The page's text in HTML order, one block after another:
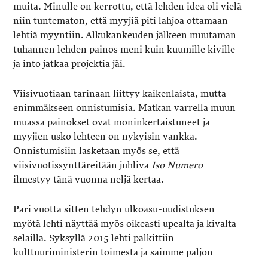
muita. Minulle on kerrottu, että lehden idea oli vielä
niin tuntematon, että myyjiä piti lahjoa ottamaan
lehtiä myyntiin. Alkukankeuden jälkeen muutaman
tuhannen lehden painos meni kuin kuumille kiville
ja into jatkaa projektia jäi.
Viisivuotiaan tarinaan liittyy kaikenlaista, mutta
enimmäkseen onnistumisia. Matkan varrella muun
muassa painokset ovat moninkertaistuneet ja
myyjien usko lehteen on nykyisin vankka.
Onnistumisiin lasketaan myös se, että
viisivuotissynttäreitään juhliva Iso Numero
ilmestyy tänä vuonna neljä kertaa.
Pari vuotta sitten tehdyn ulkoasu-uudistuksen
myötä lehti näyttää myös oikeasti upealta ja kivalta
selailla. Syksyllä 2015 lehti palkittiin
kulttuuriministerin toimesta ja saimme paljon